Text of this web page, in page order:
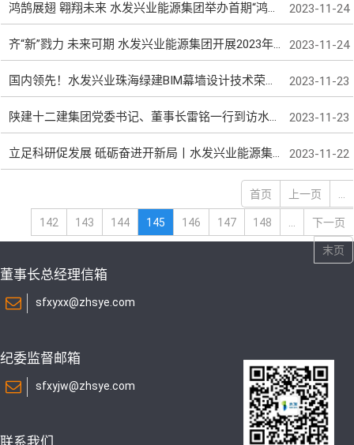
鸿鹄展翅 翱翔未来 水发兴业能源集团举办首期“鸿鹄”核心人才学习班结业仪式 2023-11-24
齐“新”戮力 未来可期 水发兴业能源集团开展2023年度新员工入职培训 2023-11-24
国内领先！水发兴业珠海绿建BIM幕墙设计技术荣获科学技术成果评价证书 2023-11-23
陕建十二建集团党委书记、董事长雷铭一行到访水发兴业能源集团 2023-11-23
立足科研促发展 砥砺奋进开新局丨水发兴业能源集团召开2023年度第五批科研项目立项评审会 2023-11-22
首页 上一页
142 143 144 145 146 147 148 下一页
末页
董事长总经理信箱
sfxyxx@zhsye.com
纪委监督邮箱
sfxyjw@zhsye.com
联系我们